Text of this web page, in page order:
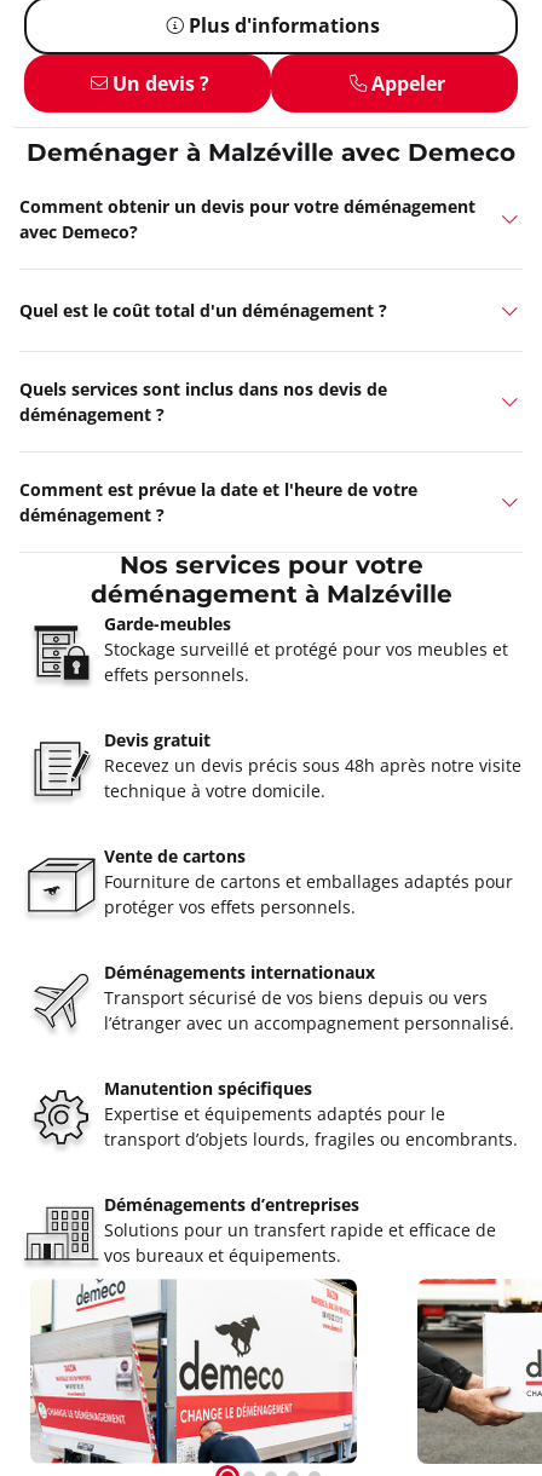
Plus d'informations
Un devis ? Appeler
Deménager à Malzéville avec Demeco
Comment obtenir un devis pour votre déménagement
avec Demeco?
Quel est le coût total d'un déménagement ?
Quels services sont inclus dans nos devis de
déménagement ?
Comment est prévue la date et l'heure de votre
déménagement ?
Nos services pour votre
déménagement à Malzéville
Garde-meubles
Stockage surveillé et protégé pour vos meubles et
effets personnels.
Devis gratuit
Recevez un devis précis sous 48h après notre visite
technique à votre domicile.
Vente de cartons
Fourniture de cartons et emballages adaptés pour
protéger vos effets personnels.
Déménagements internationaux
Transport sécurisé de vos biens depuis ou vers
l’étranger avec un accompagnement personnalisé.
Manutention spécifiques
Expertise et équipements adaptés pour le
transport d’objets lourds, fragiles ou encombrants.
Déménagements d’entreprises
Solutions pour un transfert rapide et efficace de
vos bureaux et équipements.